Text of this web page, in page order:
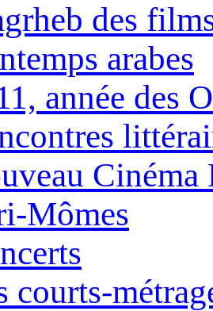
des
arabes
année des
Cinéma
Mômes
courts-